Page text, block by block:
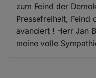
zum Feind der
Pressefreiheit, Feind
avanciert ! Herr Jan
meine volle